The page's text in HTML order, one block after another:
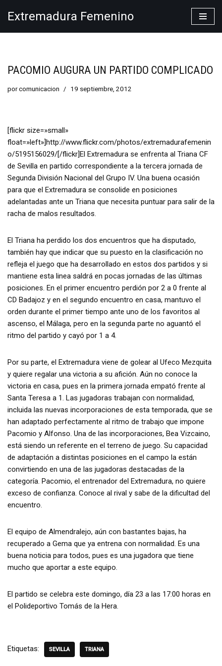
Extremadura Femenino
PACOMIO AUGURA UN PARTIDO COMPLICADO
porcomunicacion 19 septiembre, 2012
[flickr size=»small»
float=»left»]http://www.flickr.com/photos/extremadurafemenin
o/5195156029/[/flickr]El Extremadura se enfrenta al Triana CF
de Sevilla en partido correspondiente a la tercera jornada de
Segunda División Nacional del Grupo IV. Una buena ocasión
para que el Extremadura se consolide en posiciones
adelantadas ante un Triana que necesita puntuar para salir de la
racha de malos resultados.
El Triana ha perdido los dos encuentros que ha disputado,
también hay que indicar que su puesto en la clasificación no
refleja el juego que ha desarrollado en estos dos partidos y si
mantiene esta linea saldrá en pocas jornadas de las últimas
posiciones. En el primer encuentro perdión por 2 a 0 frente al
CD Badajoz y en el segundo encuentro en casa, mantuvo el
orden durante el primer tiempo ante uno de los favoritos al
ascenso, el Málaga, pero en la segunda parte no aguantó el
ritmo del partido y cayó por 1 a 4.
Por su parte, el Extremadura viene de golear al Ufeco Mezquita
y quiere regalar una victoria a su afición. Aún no conoce la
victoria en casa, pues en la primera jornada empató frente al
Santa Teresa a 1. Las jugadoras trabajan con normalidad,
incluida las nuevas incorporaciones de esta temporada, que se
han adaptado perfectamente al ritmo de trabajo que impone
Pacomio y Alfonso. Una de las incorporaciones, Bea Vizcaino,
está siendo un referente en el terreno de juego. Su capacidad
de adaptación a distintas posiciones en el campo la están
convirtiendo en una de las jugadoras destacadas de la
categoría. Pacomio, el entrenador del Extremadura, no quiere
exceso de confianza. Conoce al rival y sabe de la dificultad del
encuentro.
El equipo de Almendralejo, aún con bastantes bajas, ha
recuperado a Gema que ya entrena con normalidad. Es una
buena noticia para todos, pues es una jugadora que tiene
mucho que aportar a este equipo.
El partido se celebra este domingo, día 23 a las 17:00 horas en
el Polideportivo Tomás de la Hera.
Etiquetas: SEVILLA TRIANA